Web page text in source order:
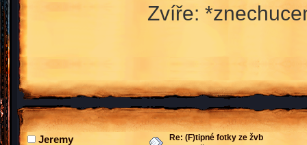
Zvíře:
Jeremy Re: (F)tipné fotky ze žvb